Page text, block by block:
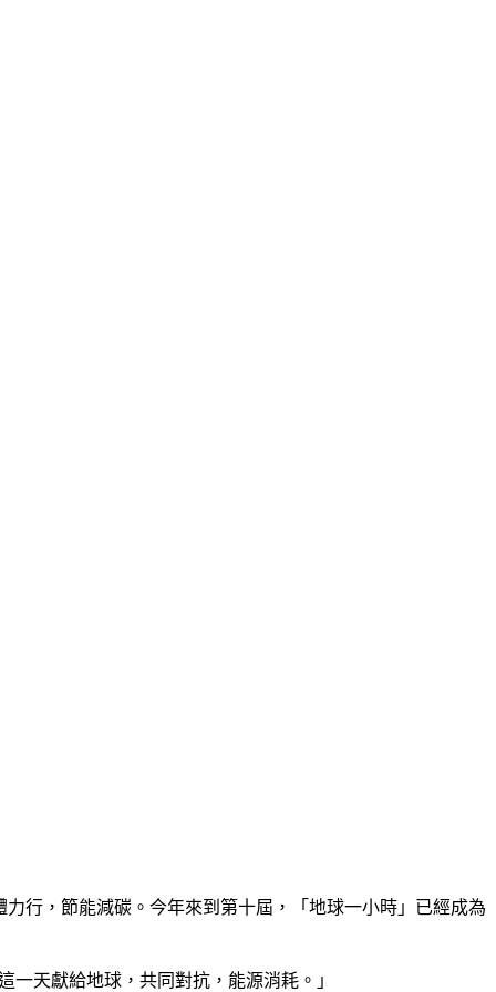
行，節能減碳。今年來到第十屆，「地球一小時」已經成為
一天獻給地球，共同對抗，能源消耗。」